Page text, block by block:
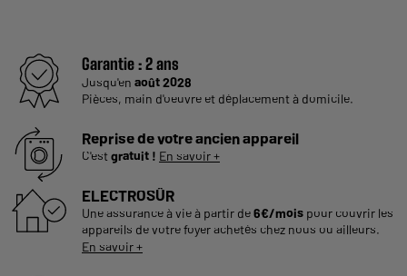
Garantie :2 ans
Jusqu'en août 2028
Pièces, main d'oeuvre et déplacement à domicile.
Reprise de votre ancien appareil
C'estgratuit ! En savoir +
ELECTROSÛR
Une assurance à vie à partir de6€/mois pour couvrir les
appareils de votre foyer achetés chez nous ou ailleurs.
En savoir +